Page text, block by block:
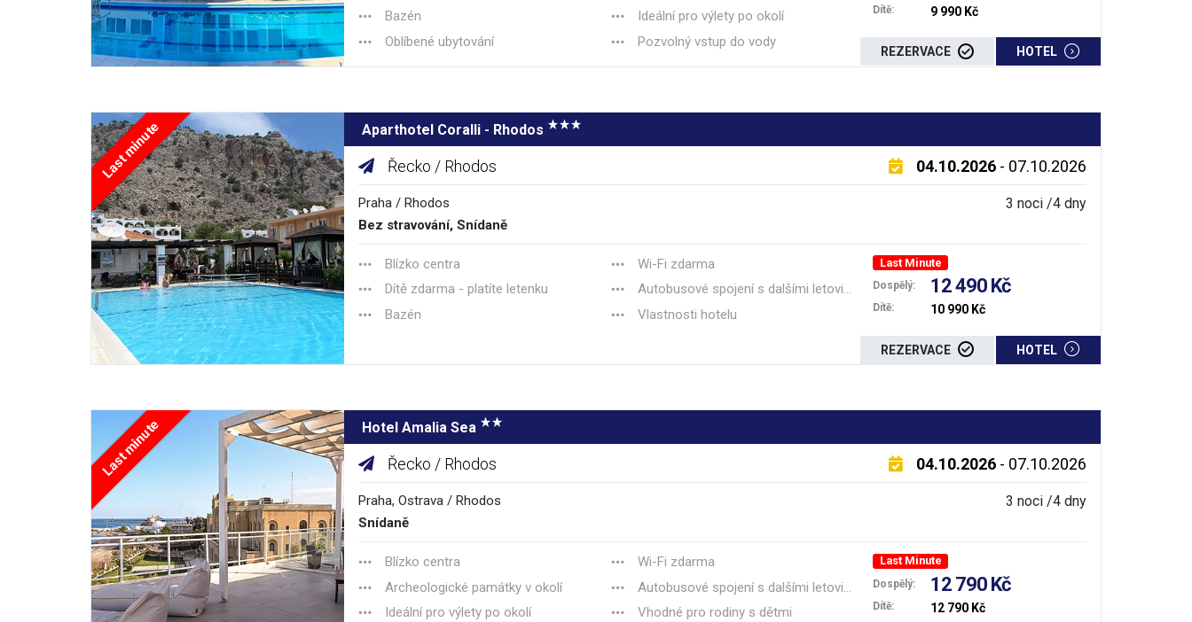
Bazén
Ideální pro výlety po okolí
Oblíbené ubytování
Pozvolný vstup do vody
Dítě: 9 990 Kč
REZERVACE HOTEL
Last minute Aparthotel Coralli - Rhodos
Řecko / Rhodos 04.10.2026 - 07.10.2026
3 noci /4 dny
Praha / Rhodos
Bez stravování, Snídaně
Blízko centra
Wi-Fi zdarma
Dítě zdarma - platíte letenku
Autobusové spojení s dalšími letovisky
Bazén
Vlastnosti hotelu
Last Minute
Dospělý: 12 490 Kč
Dítě: 10 990 Kč
REZERVACE HOTEL
Last minute Hotel Amalia Sea
Řecko / Rhodos 04.10.2026 - 07.10.2026
3 noci /4 dny
Praha, Ostrava / Rhodos
Snídaně
Blízko centra
Wi-Fi zdarma
Archeologické památky v okolí
Autobusové spojení s dalšími letovisky
Ideální pro výlety po okolí
Vhodné pro rodiny s dětmi
Last Minute
Dospělý: 12 790 Kč
Dítě: 12 790 Kč